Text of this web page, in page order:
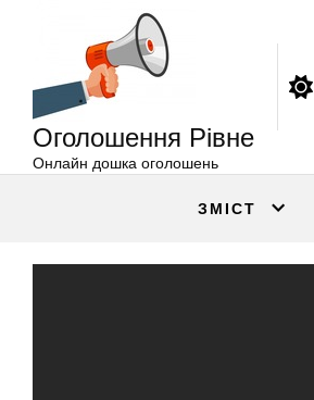
Оголошення Рівне
Онлайн дошка оголошень
ЗМІСТ